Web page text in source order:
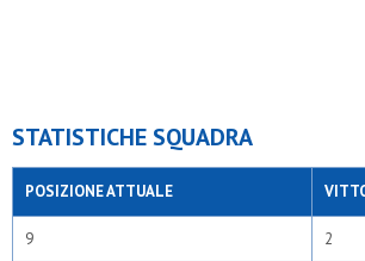
STATISTICHE SQUADRA
POSIZIONE ATTUALE
9 2